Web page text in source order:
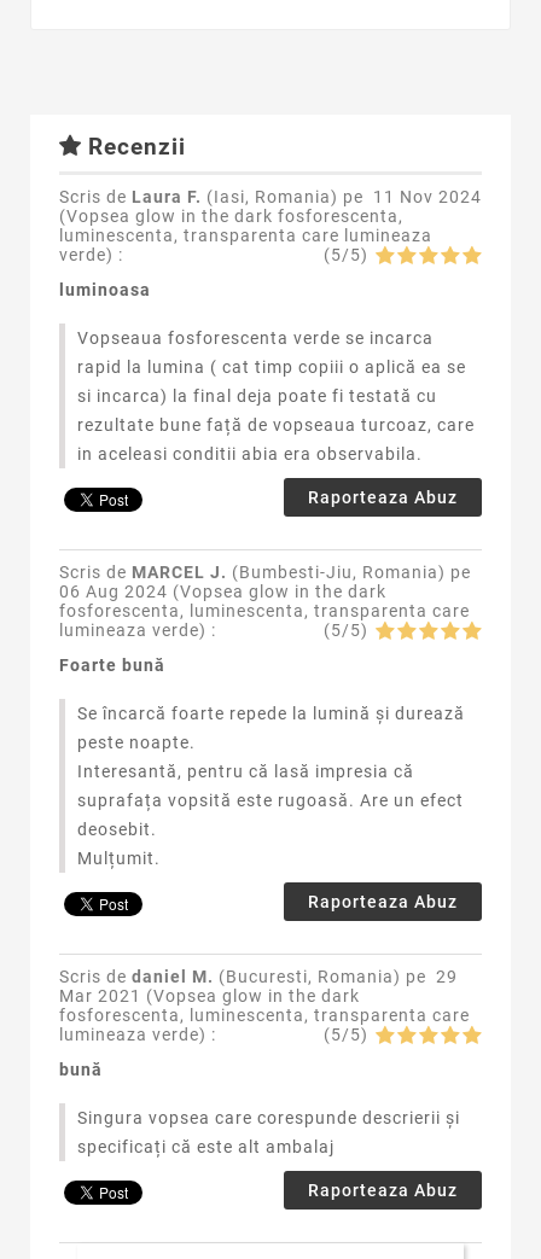
Recenzii
Scris de Laura F. (Iasi, Romania) pe 11 Nov 2024
(Vopsea glow in the dark fosforescenta,
luminescenta, transparenta care lumineaza
verde) : (5/5)
luminoasa
Vopseaua fosforescenta verde se incarca
rapid la lumina ( cat timp copiii o aplică ea se
si incarca) la final deja poate fi testată cu
rezultate bune față de vopseaua turcoaz, care
in aceleasi conditii abia era observabila.
Raporteaza Abuz
Scris de MARCEL J. (Bumbesti-Jiu, Romania) pe
06 Aug 2024 (Vopsea glow in the dark
fosforescenta, luminescenta, transparenta care
lumineaza verde) : (5/5)
Foarte bună
Se încarcă foarte repede la lumină și durează
peste noapte.
Interesantă, pentru că lasă impresia că
suprafața vopsită este rugoasă. Are un efect
deosebit.
Mulțumit.
Raporteaza Abuz
Scris de daniel M. (Bucuresti, Romania) pe 29
Mar 2021 (Vopsea glow in the dark
fosforescenta, luminescenta, transparenta care
lumineaza verde) : (5/5)
bună
Singura vopsea care corespunde descrierii și
specificați că este alt ambalaj
Raporteaza Abuz